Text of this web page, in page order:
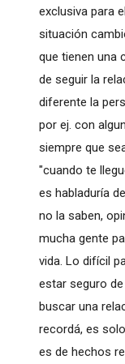
exclusiva para
situación
que tienen una
de seguir la
diferente la
por ej. con
siempre que
"cuando te
es habladuría
no la saben,
mucha gente
vida. Lo difícil
estar seguro
buscar una
recordá, es
es de hechos